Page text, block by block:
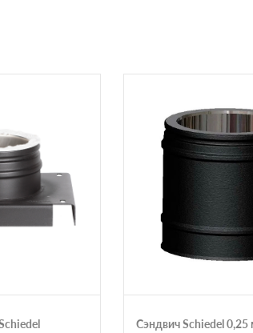
Сэндвич Schiedel 0,25